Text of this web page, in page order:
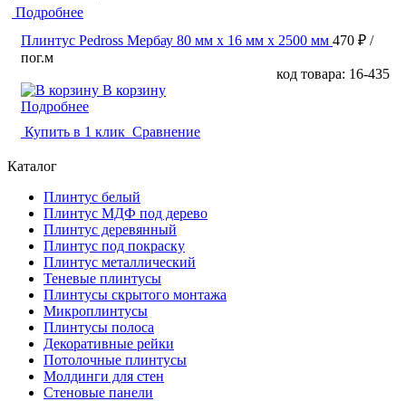
Подробнее
Плинтус Pedross Мербау 80 мм х 16 мм х 2500 мм 470 ₽ /
пог.м
код товара: 16-435
В корзину
Подробнее
Купить в 1 клик Сравнение
Каталог
Плинтус белый
Плинтус МДФ под дерево
Плинтус деревянный
Плинтус под покраску
Плинтус металлический
Теневые плинтусы
Плинтусы скрытого монтажа
Микроплинтусы
Плинтусы полоса
Декоративные рейки
Потолочные плинтусы
Молдинги для стен
Стеновые панели